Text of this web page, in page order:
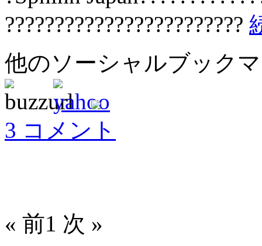
????????????????????????
他のソーシャルブック
3 コメント
« 前1 次 »